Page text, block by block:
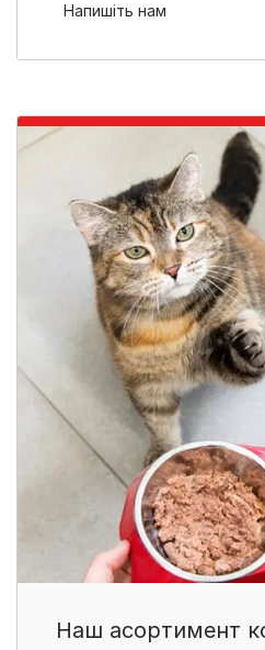
Напишіть нам
Наш асортимент